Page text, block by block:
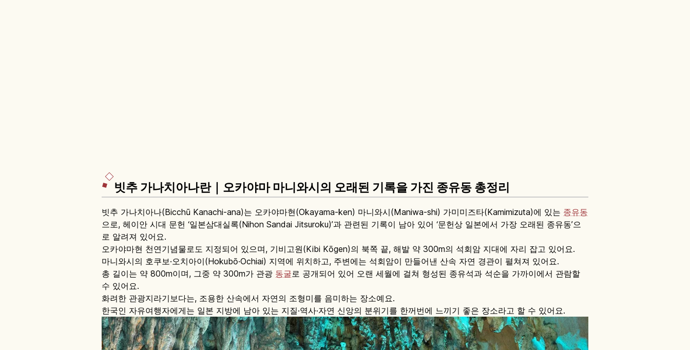
빗추 가나치아나란｜오카야마 마니와시의 오래된 기록을 가진 종유동 총정리
빗추 가나치아나(Bicchū Kanachi-ana)는 오카야마현(Okayama-ken) 마니와시(Maniwa-shi) 가미미즈타(Kamimizuta)에 있는 종유동
으로, 헤이안 시대 문헌 ‘일본삼대실록(Nihon Sandai Jitsuroku)’과 관련된 기록이 남아 있어 ‘문헌상 일본에서 가장 오래된 종유동’으
로 알려져 있어요.
오카야마현 천연기념물로도 지정되어 있으며, 기비고원(Kibi Kōgen)의 북쪽 끝, 해발 약 300m의 석회암 지대에 자리 잡고 있어요.
마니와시의 호쿠보·오치아이(Hokubō·Ochiai) 지역에 위치하고, 주변에는 석회암이 만들어낸 산속 자연 경관이 펼쳐져 있어요.
총 길이는 약 800m이며, 그중 약 300m가 관광 동굴로 공개되어 있어 오랜 세월에 걸쳐 형성된 종유석과 석순을 가까이에서 관람할
수 있어요.
화려한 관광지라기보다는, 조용한 산속에서 자연의 조형미를 음미하는 장소예요.
한국인 자유여행자에게는 일본 지방에 남아 있는 지질·역사·자연 신앙의 분위기를 한꺼번에 느끼기 좋은 장소라고 할 수 있어요.